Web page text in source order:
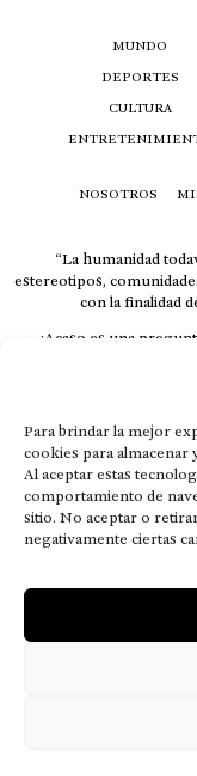
Para brindar la mejor
cookies para almacenar
Al aceptar estas
comportamiento de
sitio. No aceptar o
negativamente ciertas
MUNDO
DEPORTES
CULTURA
NOSOTROS
“La humanidad
estereotipos,
con la finalidad
¿Acaso es una
respuesta al
velocidad suficiente para
El concepto de familia
que surgen en
emparentados. Más
queridos mueve
This is
MISIÓN
2026 RDÉ